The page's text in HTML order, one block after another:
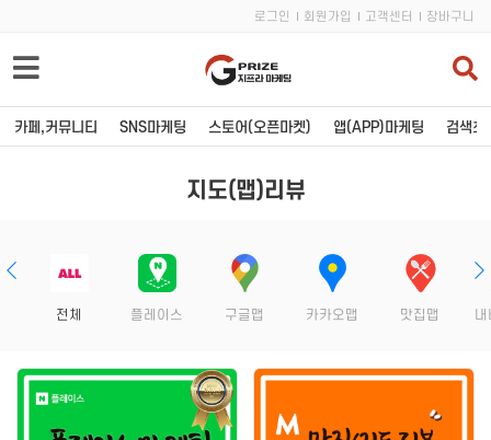
로그인 회원가입 고객센터 장바구니
카페,커뮤니티 SNS마케팅 스토어(오픈마켓) 앱(APP)마케팅 검색최
카페,커뮤니티
블로그
포스트
카페 바이럴
SNS마케팅
유튜브
인스타그램
카카오톡
지도(맵)리뷰
전체 플레이스 구글맵 카카오맵 맛집맵